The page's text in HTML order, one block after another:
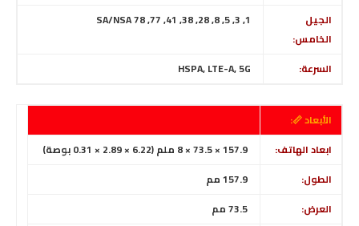
الجيل
الخامس:
السرعة:
الأبعاد 📏:
ابعاد الهاتف:
157.9 × 73.5 × 8 ملم (6.22 × 2.89 × 0.31 بوصة)
الطول:
157.9مم
العرض:
73.5مم